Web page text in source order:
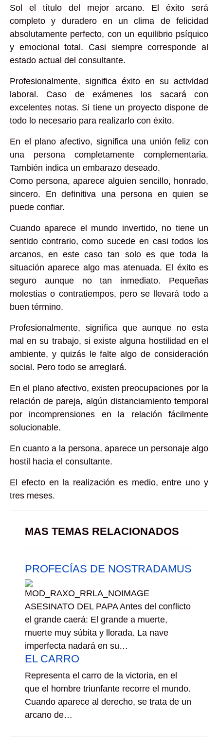
Sol el título del mejor arcano. El éxito será
completo y duradero en un clima de felicidad
absolutamente perfecto, con un equilibrio psíquico
y emocional total. Casi siempre corresponde al
estado actual del consultante.
Profesionalmente, significa éxito en su actividad
laboral. Caso de exámenes los sacará con
excelentes notas. Si tiene un proyecto dispone de
todo lo necesario para realizarlo con éxito.
En el plano afectivo, significa una unión feliz con
una persona completamente complementaria.
También indica un embarazo deseado.
Como persona, aparece alguien sencillo, honrado,
sincero. En definitiva una persona en quien se
puede confiar.
Cuando aparece el mundo invertido, no tiene un
sentido contrario, como sucede en casi todos los
arcanos, en este caso tan solo es que toda la
situación aparece algo mas atenuada. El éxito es
seguro aunque no tan inmediato. Pequeñas
molestias o contratiempos, pero se llevará todo a
buen término.
Profesionalmente, significa que aunque no esta
mal en su trabajo, si existe alguna hostilidad en el
ambiente, y quizás le falte algo de consideración
social. Pero todo se arreglará.
En el plano afectivo, existen preocupaciones por la
relación de pareja, algún distanciamiento temporal
por incomprensiones en la relación fácilmente
solucionable.
En cuanto a la persona, aparece un personaje algo
hostil hacia el consultante.
El efecto en la realización es medio, entre uno y
tres meses.
MAS TEMAS RELACIONADOS
PROFECÍAS DE NOSTRADAMUS
ASESINATO DEL PAPA Antes del conflicto
el grande caerá: El grande a muerte,
muerte muy súbita y llorada. La nave
imperfecta nadará en su…
EL CARRO
Representa el carro de la victoria, en el
que el hombre triunfante recorre el mundo.
Cuando aparece al derecho, se trata de un
arcano de…